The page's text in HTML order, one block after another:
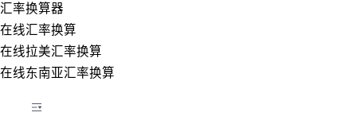
汇率换算器
在线汇率换算
在线拉美汇率换算
在线东南亚汇率换算